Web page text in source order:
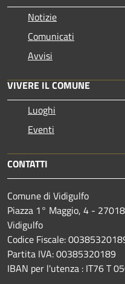
Notizie
Comunicati
Avvisi
VIVERE IL COMUNE
Luoghi
Eventi
CONTATTI
Comune di Vidigulfo
Piazza 1° Maggio, 4 -
Vidigulfo
Codice Fiscale:
Partita IVA: 00385320189
IBAN per l'utenza : IT76 T